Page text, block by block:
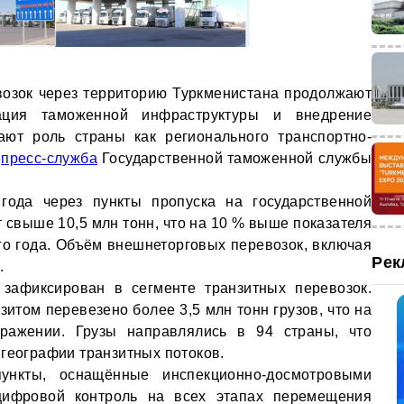
через территорию Туркменистана продолжают
таможенной инфраструктуры и внедрение
роль страны как регионального транспортно-
пресс-служба Государственной таможенной службы
через пункты пропуска на государственной
свыше 10,5 млн тонн, что на 10 % выше показателя
года. Объём внешнеторговых перевозок, включая
в сегменте транзитных перевозок.
перевезено более 3,5 млн тонн грузов, что на
Грузы направлялись в 94 страны, что
транзитных потоков.
оснащённые инспекционно-досмотровыми
контроль на всех этапах перемещения